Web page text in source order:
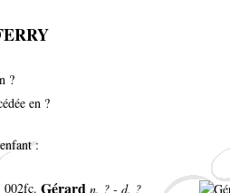
?
en ?
:
002fc. Gérard n. ? - d. ?